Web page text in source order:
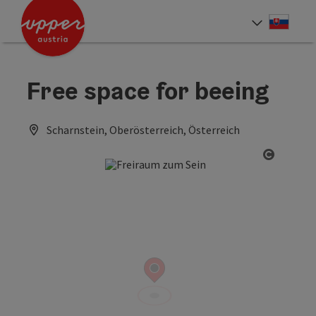
Accesskey
Accesskey
Free space for beeing
Scharnstein, Oberösterreich, Österreich